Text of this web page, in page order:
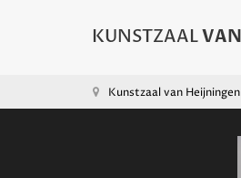
Kunstzaal van Heijningen